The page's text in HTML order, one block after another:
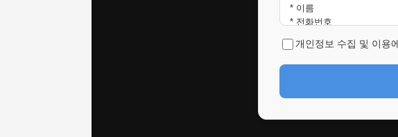
* 이름
* 전화번호
* IP 주소
* 브라우저 및 접속 환경
2. 수집 목적
개인정보 수집 및 이용